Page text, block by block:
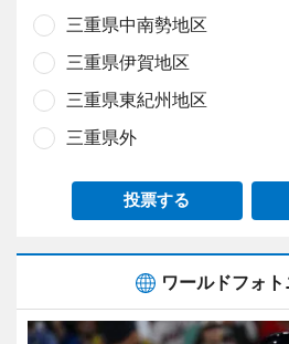
三重県中南勢地区
三重県伊賀地区
三重県東紀州地区
三重県外
投票する
ワールドフォ